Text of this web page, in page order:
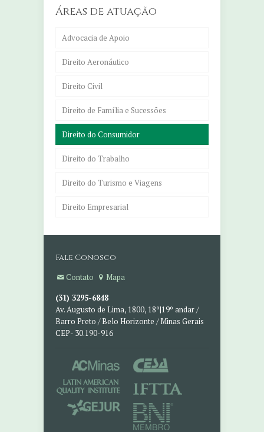
Áreas de atuação
Advocacia de Apoio
Direito Aeronáutico
Direito Civil
Direito de Família e Sucessões
Direito do Consumidor
Direito do Trabalho
Direito do Turismo e Viagens
Direito Empresarial
Fale Conosco
Contato
Mapa
(31) 3295-6848
Av. Augusto de Lima, 1800, 18º|19º andar /
Barro Preto / Belo Horizonte / Minas Gerais
CEP- 30.190-916